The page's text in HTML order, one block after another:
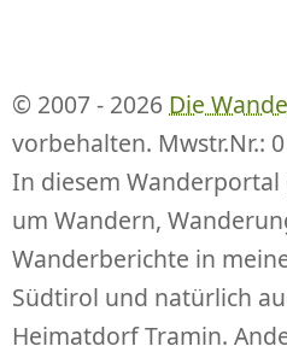
© 2007 - 2026 Die
vorbehalten. Mwstr.Nr.:
In diesem
um Wandern,
Wanderberichte in
Südtirol und natürlich
Heimatdorf Tramin.